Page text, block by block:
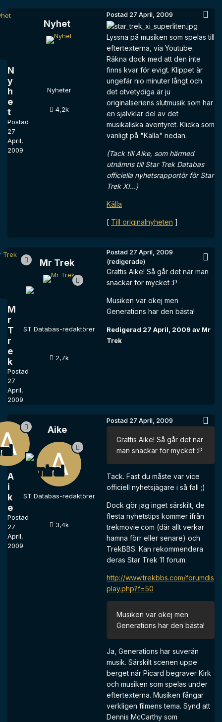
N
y
h
e
t
Postad
27
April,
2009
Nyhet
Nyheter
4,2k
Postad 27 April, 2009
Lyssna på musiken som spelas till
eftertexterna, via Youtube.
Räkna dock med att den inte
finns kvar för evigt. Klippet är
ungefär nio minuter långt och
det otvetydiga är ju
originalseriens slutmusik som har
en självklar del av det
musikaliska äventyret. Klicka som
vanligt på "Källa" nedan.
(Tack till Aike, som härmed
utnämns till Star Trek Databas
officiella nyhetsrapportör för Star
Trek XI...)
Källa
[ Till originalnyheten ]
M
r
T
r
e
k
Postad
27
April,
2009
Mr Trek
ST Databas-redaktörer
2,7k
Postad 27 April, 2009
(redigerade)
Grattis Aike! Så går det när man
snackar för mycket :P
Musiken var okej men
Generations har den bästa!
Redigerad 27 April, 2009 av Mr
Trek
A
i
k
e
Postad
27
April,
2009
Aike
ST Databas-redaktörer
3,4k
Postad 27 April, 2009
Grattis Aike! Så går det när
man snackar för mycket :P
Tack. Fast du måste var vice
officiell nyhetsjägare i så fall ;)
Dock gör jag inget särskilt, de
flesta nyhetstips kommer ifrån
trekmovie.com (där allt verkar
hamna förr eller senare) och
TrekBBS. Kan rekommendera
deras Star Trek 11 forum:
http://www.trekbbs.com/forumdis
play.php?f=50
Musiken var okej men
Generations har den bästa!
Ja, Generations har suverän
musik. Särskilt scenen uppe
berget när Picard begraver Kirk
och musiken som spelas under
eftertexterna. Musiken fångar
verkligen filmens tema. Synd att
Dennis McCarthy som